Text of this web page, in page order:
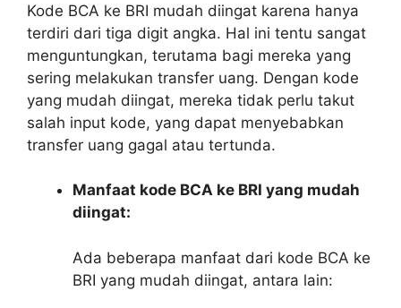
Kode BCA ke BRI mudah diingat karena hanya
terdiri dari tiga digit angka. Hal ini tentu sangat
menguntungkan, terutama bagi mereka yang
sering melakukan transfer uang. Dengan kode
yang mudah diingat, mereka tidak perlu takut
salah input kode, yang dapat menyebabkan
transfer uang gagal atau tertunda.
Manfaat kode BCA ke BRI yang mudah
diingat:
Ada beberapa manfaat dari kode BCA ke
BRI yang mudah diingat, antara lain: